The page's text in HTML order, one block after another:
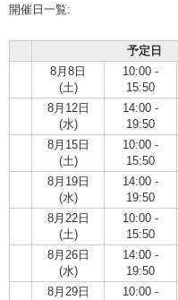
開催日一覧:
予定日
8月8日
(土)
10:00 -
15:50
8月12日
(水)
14:00 -
19:50
8月15日
(土)
10:00 -
15:50
8月19日
(水)
14:00 -
19:50
8月22日
(土)
10:00 -
15:50
8月26日
(水)
14:00 -
19:50
8月29日
10:00 -